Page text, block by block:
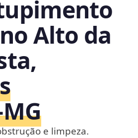
Alto da
e limpeza.